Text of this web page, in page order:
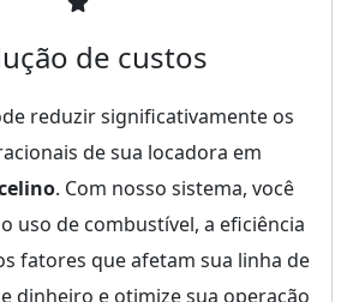
de custos
reduzir significativamente os
de sua locadora em
. Com nosso sistema, você
uso de combustível, a eficiência
fatores que afetam sua linha de
dinheiro e otimize sua operação